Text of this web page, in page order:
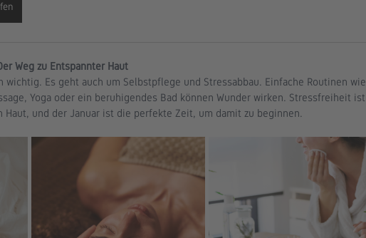
Weg zu Entspannter Haut
Es geht auch um Selbstpflege und Stressabbau. Einfache Routinen wie
Yoga oder ein beruhigendes Bad können Wunder wirken. Stressfreiheit ist
Haut, und der Januar ist die perfekte Zeit, um damit zu beginnen.